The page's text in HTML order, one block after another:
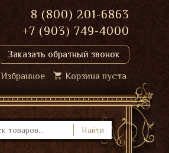
8 (800) 201-6863
+7 (903) 749-4000
Заказать обратный звонок
Избранное Корзина пуста
Найти